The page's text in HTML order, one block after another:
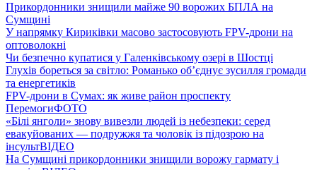
Прикордонники знищили майже 90 ворожих БПЛА на
Сумщині
У напрямку Кириківки масово застосовують FPV-дрони на
оптоволокні
Чи безпечно купатися у Галенківському озері в Шостці
Глухів бореться за світло: Романько об’єднує зусилля громади
та енергетиків
FPV-дрони в Сумах: як живе район проспекту
ПеремогиФОТО
«Білі янголи» знову вивезли людей із небезпеки: серед
евакуйованих — подружжя та чоловік із підозрою на
інсультВІДЕО
На Сумщині прикордонники знищили ворожу гармату і